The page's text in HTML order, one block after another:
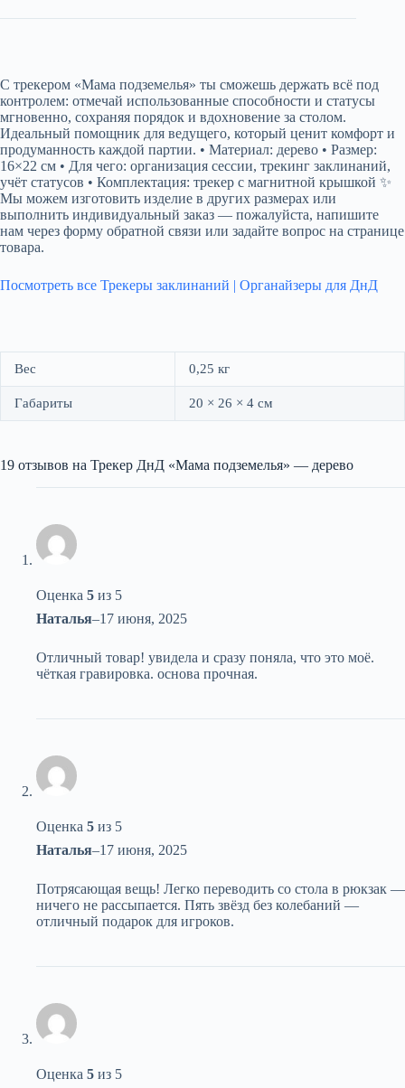
С трекером «Мама подземелья» ты сможешь держать всё под
контролем: отмечай использованные способности и статусы
мгновенно, сохраняя порядок и вдохновение за столом.
Идеальный помощник для ведущего, который ценит комфорт и
продуманность каждой партии. • Материал: дерево • Размер:
16×22 см • Для чего: организация сессии, трекинг заклинаний,
учёт статусов • Комплектация: трекер с магнитной крышкой ✨
Мы можем изготовить изделие в других размерах или
выполнить индивидуальный заказ — пожалуйста, напишите
нам через форму обратной связи или задайте вопрос на странице
товара.
Посмотреть все Трекеры заклинаний | Органайзеры для ДнД
Вес 0,25 кг
Габариты 20 × 26 × 4 см
19 отзывов на Трекер ДнД «Мама подземелья» — дерево
Оценка 5 из 5
Наталья–17 июня, 2025
Отличный товар! увидела и сразу поняла, что это моё.
чёткая гравировка. основа прочная.
Оценка 5 из 5
Наталья–17 июня, 2025
Потрясающая вещь! Легко переводить со стола в рюкзак —
ничего не рассыпается. Пять звёзд без колебаний —
отличный подарок для игроков.
Оценка 5 из 5